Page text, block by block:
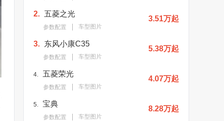
2. 五菱之光
参数配置 车型图片
3.51万起
3. 东风小康C35
参数配置 车型图片
5.38万起
4. 五菱荣光
参数配置 车型图片
4.07万起
5. 宝典
参数配置 车型图片
8.28万起